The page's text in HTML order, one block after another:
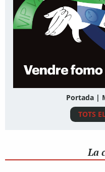
Portada |
TOTS
La